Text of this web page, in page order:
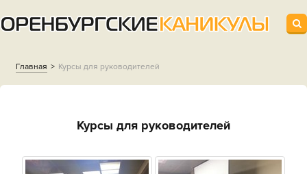
Главная Курсы для руководителей
Курсы для руководителей